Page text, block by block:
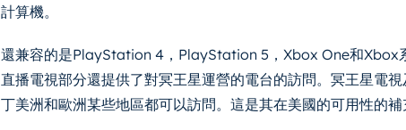
計算機。
還兼容的是PlayStation 4，PlayStation 5，Xbox One和Xbox
直播電視部分還提供了對冥王星運營的電台的訪問。冥王星電
丁美洲和歐洲某些地區都可以訪問。這是其在美國的可用性的補